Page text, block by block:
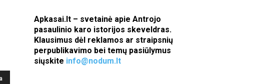
Apkasai.lt – svetainė apie Antrojo
pasaulinio karo istorijos skeveldras.
Klausimus dėl reklamos ar straipsnių
perpublikavimo bei temų pasiūlymus
siųskite info@nodum.lt